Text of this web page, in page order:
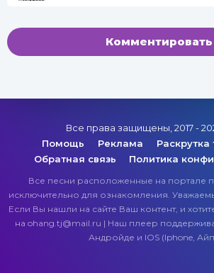
Комментировать
Все права защищены, 2017 -
Помощь
Реклама Раскрутка
Обратная связь
Политика
Все песни расположенные на портале
исключительно для ознакомления.
Если Вы нашли на сайте Ваш контент, и
на ohang.tj@mail.ru | Наш плеер
Андройде и IOS (Iphone,